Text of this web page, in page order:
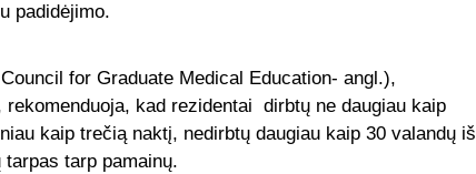
padidėjimo.
for Graduate Medical Education- angl.),
kad rezidentai dirbtų ne daugiau kaip
kaip trečią naktį, nedirbtų daugiau kaip 30 valandų iš
tarp pamainų.